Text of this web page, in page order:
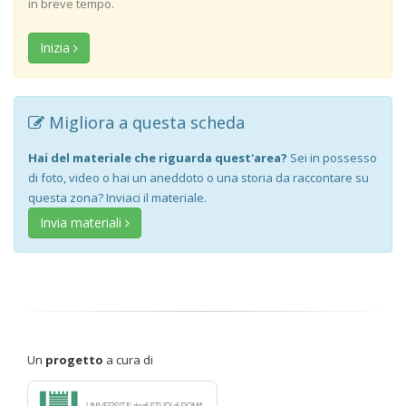
in breve tempo.
Inizia
Migliora a questa scheda
Hai del materiale che riguarda quest'area? Sei in possesso
di foto, video o hai un aneddoto o una storia da raccontare su
questa zona? Inviaci il materiale.
Invia materiali
Un progetto a cura di